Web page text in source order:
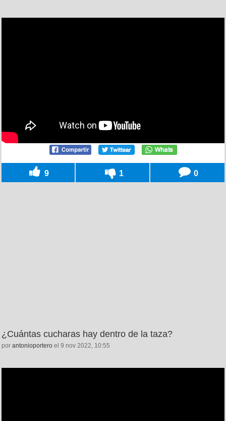
9 1 0
¿Cuántas cucharas hay dentro de la taza?
por antonioportero el 9 nov 2022, 10:55